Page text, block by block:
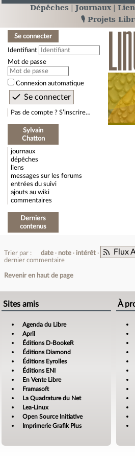
Dépêches Journaux
🎙️ Projets
Se connecter
Identifiant
Mot de passe
Connexion automatique
Pas de compte ? S’inscrire…
Sylvain
Chatton
journaux
dépêches
liens
messages sur les forums
entrées du suivi
ajouts au wiki
commentaires
Derniers
contenus
Flux
Trier par : date note
intérêt
dernier commentaire
Revenir en haut de page
Sites amis
Agenda du Libre
April
Éditions D-BookeR
Éditions Diamond
Éditions Eyrolles
Éditions ENI
En Vente Libre
Framasoft
La Quadrature du Net
Lea-Linux
Open Source Initiative
Imprimerie Grafik Plus
À